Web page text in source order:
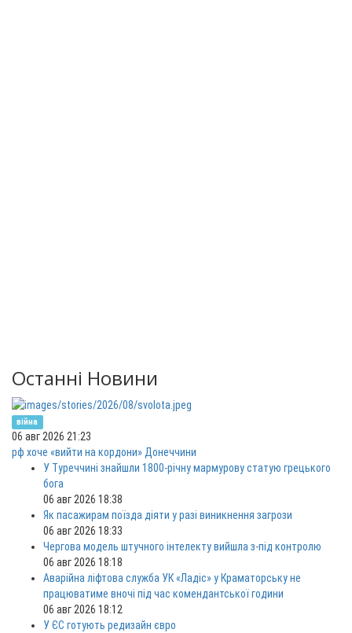
Останні Новини
війна
06 авг 2026 21:23
рф хоче «вийти на кордони» Донеччини
У Туреччині знайшли 1800-річну мармурову статую грецького
бога
06 авг 2026 18:38
Як пасажирам поїзда діяти у разі виникнення загрози
06 авг 2026 18:33
Чергова модель штучного інтелекту вийшла з-під контролю
06 авг 2026 18:18
Аварійна ліфтова служба УК «Ладіс» у Краматорську не
працюватиме вночі під час комендантської години
06 авг 2026 18:12
У ЄС готують редизайн євро